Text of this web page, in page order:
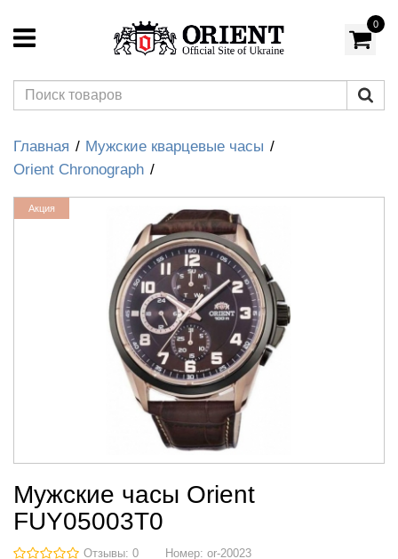
0
Главная
Мужские кварцевые часы
Orient Chronograph
Акция
Мужские часы Orient
FUY05003T0
Отзывы: 0 Номер: or-20023